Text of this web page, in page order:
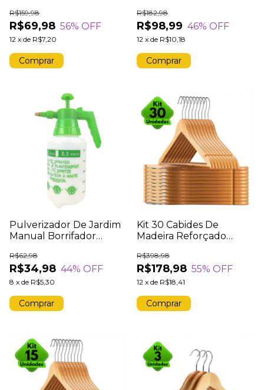
Banheiro
R$69,98
R$159,98
56% OFF
12 x de R$7,20
Térmico 8mm 39 Latas
Vermelho
R$98,99
R$182,98
46% OFF
12 x de R$10,18
Pulverizador De Jardim
Manual Borrifador
Compressão
Pulverizadores 1 Litros
R$34,98
R$62,98
44% OFF
8 x de R$5,30
Kit 30 Cabides De
Madeira Reforçado
Organizador Cabide
45cm
R$178,98
R$398,98
55% OFF
12 x de R$18,41